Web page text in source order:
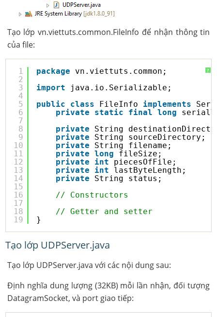
Tạo lớp vn.viettuts.common.FileInfo để nhận thông tin
của file:
?
1
2
3
4
5
6
7
8
9
10
11
12
13
14
15
16
17
18
19
package
vn.viettuts.common;
import
java.io.Serializable;
public
class FileInfo implements
private
static final long
private
String
private
String sourceDirectory;
private
String filename;
private
long
fileSize;
private
int
piecesOfFile;
private
int
lastByteLength;
private
String status;
// Constructors
// Getter and setter
}
Tạo lớp UDPServer.java
Tạo lớp UDPServer.java với các nội dung sau:
Định nghĩa dung lượng (32KB) mỗi lần nhận, đối tượng
DatagramSocket, và port giao tiếp: